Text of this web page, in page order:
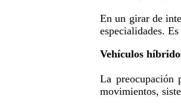
En un girar de
especialidades.
Vehículos
La preocupación
movimientos,